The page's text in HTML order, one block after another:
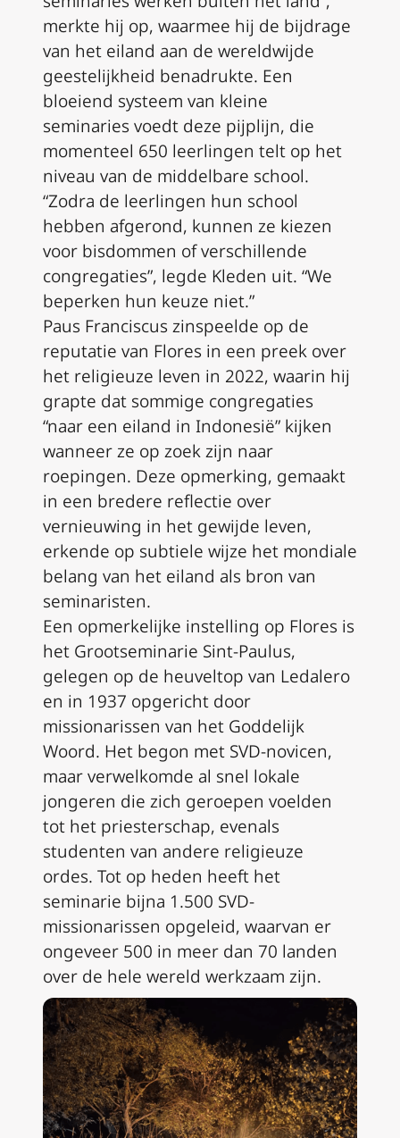
merkte hij op, waarmee hij de bijdrage
van het eiland aan de wereldwijde
geestelijkheid benadrukte. Een
bloeiend systeem van kleine
seminaries voedt deze pijplijn, die
momenteel 650 leerlingen telt op het
niveau van de middelbare school.
“Zodra de leerlingen hun school
hebben afgerond, kunnen ze kiezen
voor bisdommen of verschillende
congregaties”, legde Kleden uit. “We
beperken hun keuze niet.”
Paus Franciscus zinspeelde op de
reputatie van Flores in een preek over
het religieuze leven in 2022, waarin hij
grapte dat sommige congregaties
“naar een eiland in Indonesië” kijken
wanneer ze op zoek zijn naar
roepingen. Deze opmerking, gemaakt
in een bredere reflectie over
vernieuwing in het gewijde leven,
erkende op subtiele wijze het mondiale
belang van het eiland als bron van
seminaristen.
Een opmerkelijke instelling op Flores is
het Grootseminarie Sint-Paulus,
gelegen op de heuveltop van Ledalero
en in 1937 opgericht door
missionarissen van het Goddelijk
Woord. Het begon met SVD-novicen,
maar verwelkomde al snel lokale
jongeren die zich geroepen voelden
tot het priesterschap, evenals
studenten van andere religieuze
ordes. Tot op heden heeft het
seminarie bijna 1.500 SVD-
missionarissen opgeleid, waarvan er
ongeveer 500 in meer dan 70 landen
over de hele wereld werkzaam zijn.